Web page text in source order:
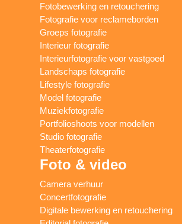
Fotobewerking en retouchering
Fotografie voor reclameborden
Groeps fotografie
Interieur fotografie
Interieurfotografie voor vastgoed
Landschaps fotografie
Lifestyle fotografie
Model fotografie
Muziekfotografie
Portfolioshoots voor modellen
Studio fotografie
Theaterfotografie
Foto & video
Camera verhuur
Concertfotografie
Digitale bewerking en retouchering